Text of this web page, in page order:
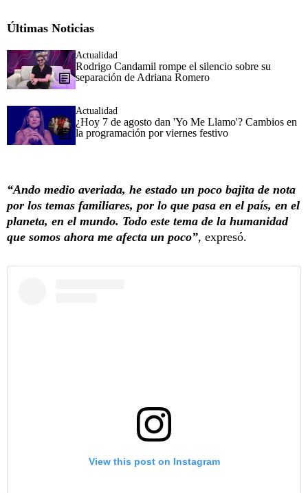
Últimas Noticias
Actualidad
Rodrigo Candamil rompe el silencio sobre su
separación de Adriana Romero
Actualidad
¿Hoy 7 de agosto dan 'Yo Me Llamo'? Cambios en
la programación por viernes festivo
“Ando medio averiada, he estado un poco bajita de nota
por los temas familiares, por lo que pasa en el país, en el
planeta, en el mundo. Todo este tema de la humanidad
que somos ahora me afecta un poco”, expresó.
View this post on Instagram